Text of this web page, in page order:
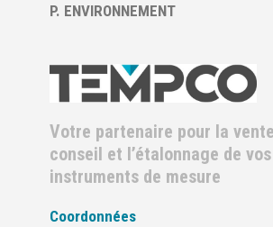
P. ENVIRONNEMENT
Votre partenaire pour la
conseil et l’étalonnage de vos
instruments de mesure
Coordonnées